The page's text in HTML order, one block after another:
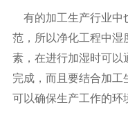
有的加工生产行业中
范，所以净化工程中湿
素，在进行加湿时可以
完成，而且要结合加工
可以确保生产工作的环